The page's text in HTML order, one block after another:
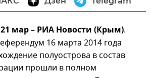
мар – РИА Новости (Крым).
16 марта 2014 года
полуострова в состав
прошли в полном